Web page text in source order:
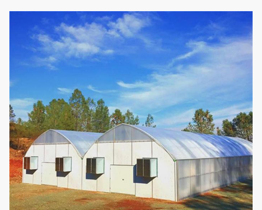
Micro-sproeier systeem
Het kan volgens de
serrelengte en
worden aangepast
Gemakkelijk
auto lichte serre van
11 Zaailingsbed Beweegbaar het
12 Hydrocultuur
Het kan worden
gebruikt, geen
voedingsmiddelen
voegen, geschikt en